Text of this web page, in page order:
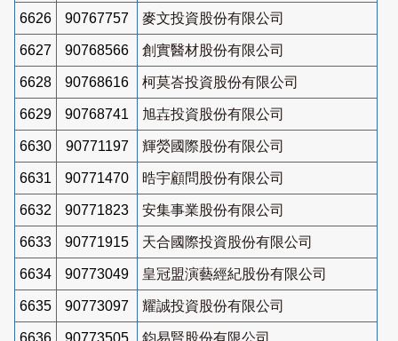
6626 90767757 麥文投資股份有限公司
6627 90768566 創實醫材股份有限公司
6628 90768616 柯莫峇投資股份有限公司
6629 90768741 旭壵投資股份有限公司
6630 90771197 輝熒國際股份有限公司
6631 90771470 晧宇顧問股份有限公司
6632 90771823 安集事業股份有限公司
6633 90771915 天合國際投資股份有限公司
6634 90773049 皇冠盟演藝經紀股份有限公司
6635 90773097 耀誠投資股份有限公司
6636 90773505 鈞易賢股份有限公司